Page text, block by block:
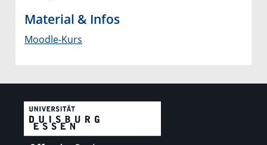
Material & Infos
Moodle-Kurs